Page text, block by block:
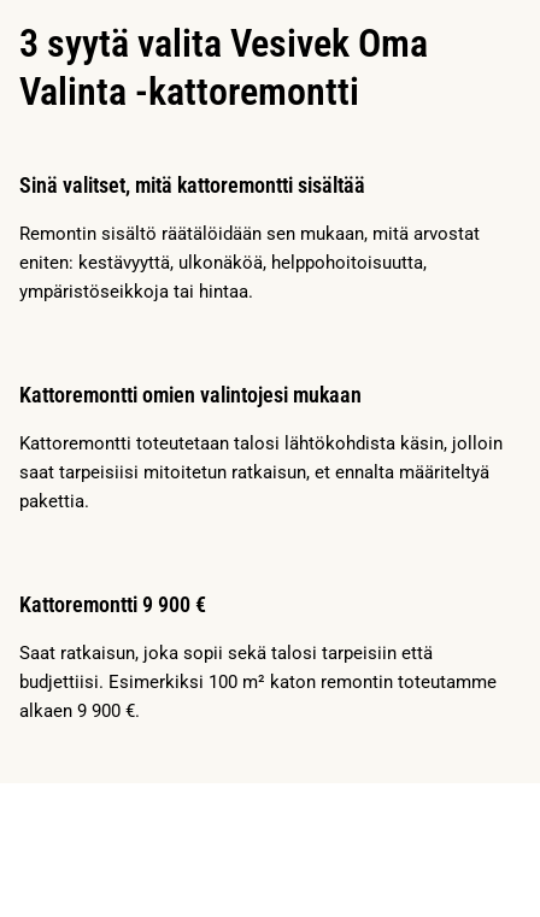
3 syytä valita Vesivek Oma
Valinta -kattoremontti
Sinä valitset, mitä kattoremontti sisältää
Remontin sisältö räätälöidään sen mukaan, mitä arvostat
eniten: kestävyyttä, ulkonäköä, helppohoitoisuutta,
ympäristöseikkoja tai hintaa.
Kattoremontti omien valintojesi mukaan
Kattoremontti toteutetaan talosi lähtökohdista käsin, jolloin
saat tarpeisiisi mitoitetun ratkaisun, et ennalta määriteltyä
pakettia.
Kattoremontti 9 900 €
Saat ratkaisun, joka sopii sekä talosi tarpeisiin että
budjettiisi. Esimerkiksi 100 m² katon remontin toteutamme
alkaen 9 900 €.